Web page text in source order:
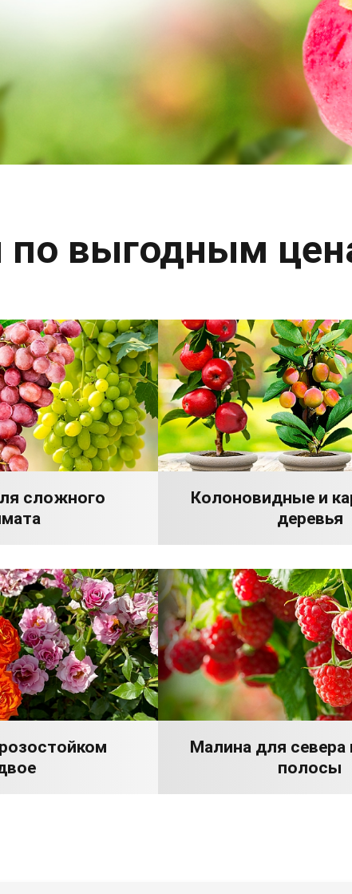
по выгодным
сложного
Колоновидные и
деревья
Малина для севера
полосы